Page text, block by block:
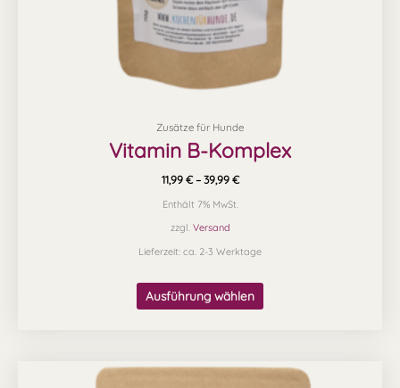
Zusätze für Hunde
Vitamin B-Komplex
11,99 € – 39,99 €
Enthält 7% MwSt.
zzgl. Versand
Lieferzeit: ca. 2-3 Werktage
Ausführung wählen
Produktseite